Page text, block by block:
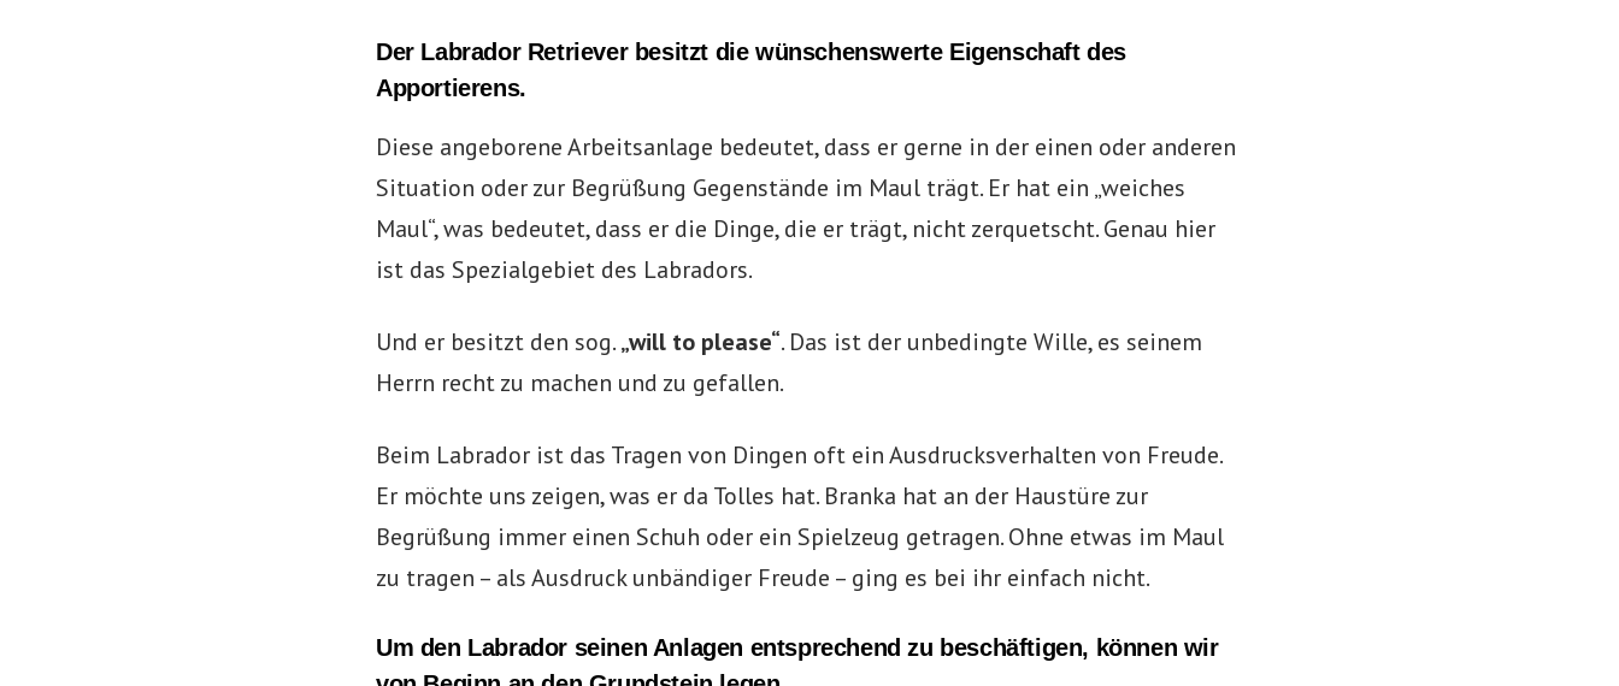
Der Labrador Retriever besitzt die wünschenswerte Eigenschaft des
Apportierens.
Diese angeborene Arbeitsanlage bedeutet, dass er gerne in der einen oder anderen
Situation oder zur Begrüßung Gegenstände im Maul trägt. Er hat ein „weiches
Maul“, was bedeutet, dass er die Dinge, die er trägt, nicht zerquetscht. Genau hier
ist das Spezialgebiet des Labradors.
Und er besitzt den sog.„will to please“. Das ist der unbedingte Wille, es seinem
Herrn recht zu machen und zu gefallen.
Beim Labrador ist das Tragen von Dingen oft ein Ausdrucksverhalten von Freude.
Er möchte uns zeigen, was er da Tolles hat. Branka hat an der Haustüre zur
Begrüßung immer einen Schuh oder ein Spielzeug getragen. Ohne etwas im Maul
zu tragen – als Ausdruck unbändiger Freude – ging es bei ihr einfach nicht.
Um den Labrador seinen Anlagen entsprechend zu beschäftigen, können wir